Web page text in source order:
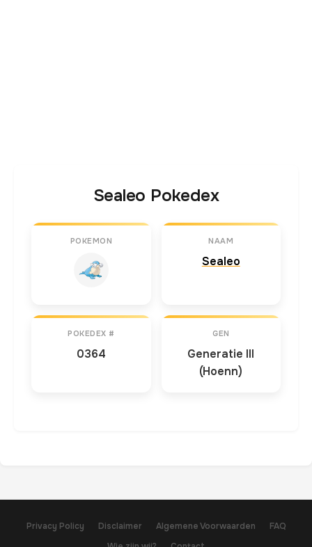
Sealeo Pokedex
POKEMON NAAM
Sealeo
POKEDEX #
0364
GEN
Generatie III
(Hoenn)
Privacy Policy Disclaimer Algemene Voorwaarden
FAQ